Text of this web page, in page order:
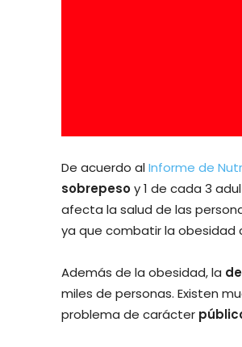
De acuerdo alInforme de
sobrepesoy 1 de cada 3
afecta la salud de las
ya que combatir la obesidad
Además de la obesidad, la
miles de personas. Existen
problema de carácter